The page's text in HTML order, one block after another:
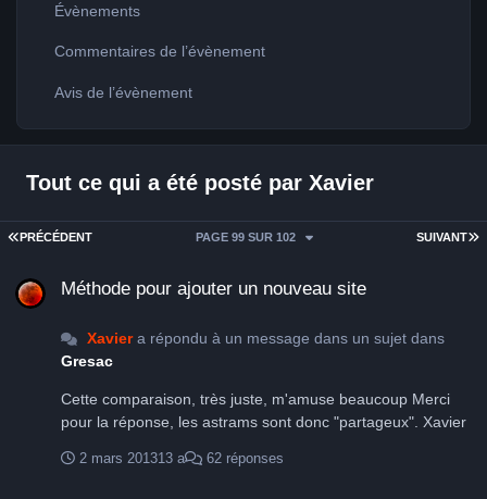
Évènements
Commentaires de l’évènement
Avis de l’évènement
Tout ce qui a été posté par Xavier
PREMIÈRE PAGE
PRÉCÉDENT SUIVANT
PAGE 99 SUR 102
Méthode pour ajouter un nouveau site
Xaviera répondu à un message dans un sujet dans
Gresac
Cette comparaison, très juste, m'amuse beaucoup Merci
pour la réponse, les astrams sont donc "partageux". Xavier
2 mars 201313 a 62 réponses